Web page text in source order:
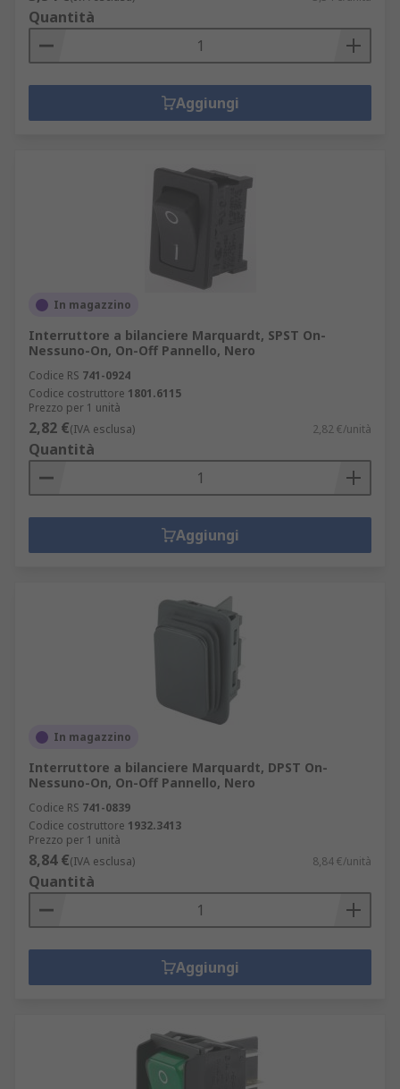
Quantità
Aggiungi
In magazzino
Interruttore a bilanciere Marquardt, SPST On-
Nessuno-On, On-Off Pannello, Nero
Codice RS 741-0924
Codice costruttore 1801.6115
Prezzo per 1 unità
2,82 €(IVA esclusa) 2,82 €/unità
Quantità
Aggiungi
In magazzino
Interruttore a bilanciere Marquardt, DPST On-
Nessuno-On, On-Off Pannello, Nero
Codice RS 741-0839
Codice costruttore 1932.3413
Prezzo per 1 unità
8,84 €(IVA esclusa) 8,84 €/unità
Quantità
Aggiungi